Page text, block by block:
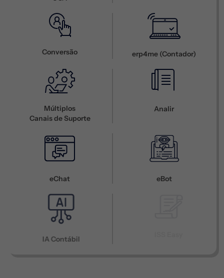
Conversão erp4me (Contador)
Múltiplos
Canais de Suporte
Analir
eChat eBot
IA Contábil